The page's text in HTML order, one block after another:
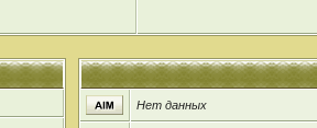
Нет данных